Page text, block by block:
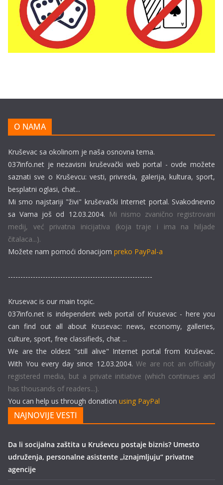
O NAMA
Kruševac sa okolinom je naša osnovna tema.
037info.net je nezavisni kruševački web portal - ovde možete
saznati sve o Kruševcu: vesti, privreda, galerija, kultura, sport,
besplatni oglasi, chat...
Mi smo najstariji "živi" kruševački Internet portal. Svakodnevno
sa Vama još od 12.03.2004. Mi nismo zvanično registrovani
medij, već privatna inicijativa (koja traje i ima na hiljade
čitalaca...).
Možete nam pomoći donacijom preko PayPal-a
----------------------------------------------------------
Krusevac is our main topic.
037info.net is independent web portal of Krusevac - here you
can find out all about Krusevac: news, economy, galleries,
culture, sport, free classifieds, chat ...
We are the oldest "still alive" Internet portal from Kruševac.
With You every day since 12.03.2004. We are not an officially
registered media, but a private initiative (which continues and
has thousands of readers...).
You can help us through donation using PayPal
NAJNOVIJE VESTI
Da li socijalna zaštita u Kruševcu postaje biznis? Umesto
udruženja, personalne asistente „iznajmljuju“ privatne
agencije